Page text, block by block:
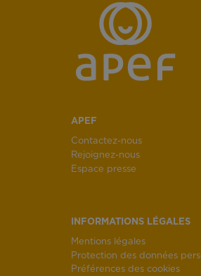
APEF
Contactez-nous
Rejoignez-nous
Espace presse
INFORMATIONS LÉGALES
Mentions légales
Protection des données
Préférences des cookies